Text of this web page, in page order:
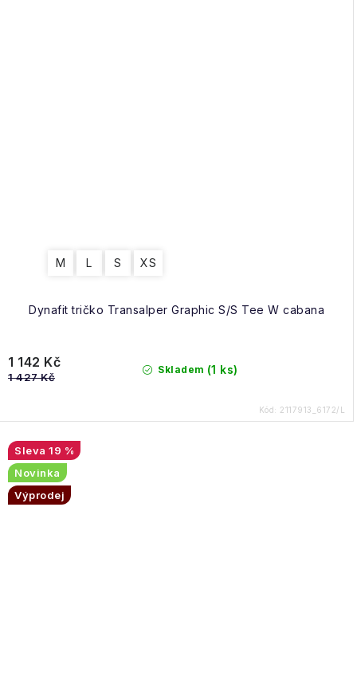
Dynafit tričko Transalper Graphic S/S Tee W cabana
M L S XS
Skladem (1 ks)
1 142 Kč
1 427 Kč
Kód: 2117913_6172/L
19 %
Novinka
Výprodej